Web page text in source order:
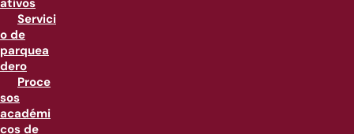
ativos
Servici
o de
parquea
dero
Proce
sos
académi
cos de